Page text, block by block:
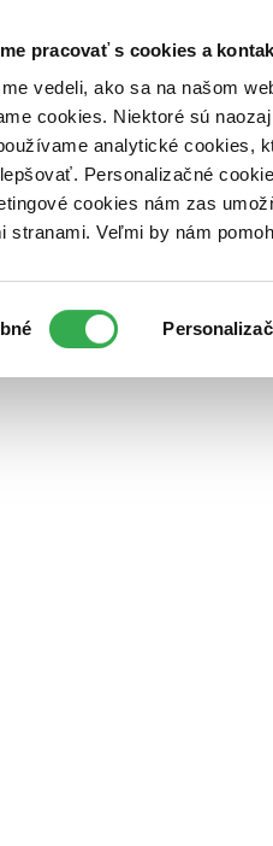
pracovať s cookies a
vedeli, ako sa na našom
cookies. Niektoré sú
analytické cookies,
Personalizačné
cookies nám zas
stranami. Veľmi by nám
Kontakt